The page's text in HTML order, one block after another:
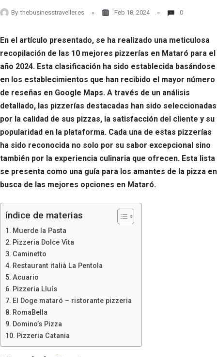
By thebusinesstraveller.es Feb 18, 2024 0
En el artículo presentado, se ha realizado una meticulosa
recopilación de las 10 mejores pizzerías en Mataró para el
año 2024. Esta clasificación ha sido establecida basándose
en los establecimientos que han recibido el mayor número
de reseñas en Google Maps. A través de un análisis
detallado, las pizzerías destacadas han sido seleccionadas
por la calidad de sus pizzas, la satisfacción del cliente y su
popularidad en la plataforma. Cada una de estas pizzerías
ha sido reconocida no solo por su sabor excepcional sino
también por la experiencia culinaria que ofrecen. Esta lista
se presenta como una guía para los amantes de la pizza en
busca de las mejores opciones en Mataró.
índice de materias
Muerde la Pasta
Pizzeria Dolce Vita
Caminetto
Restaurant italià La Pentola
Acuario
Pizzeria Lluís
El Doge mataró – ristorante pizzeria
RomaBella
Domino’s Pizza
Pizzeria Catania